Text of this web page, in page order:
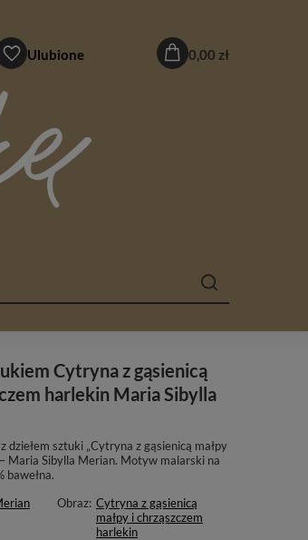
Ulubione 0,00 zł
Cytryna z gąsienicą
harlekin Maria Sibylla
dziełem sztuki „Cytryna z gąsienicą małpy
Maria Sibylla Merian. Motyw malarski na
bawełna.
Obraz: Cytryna z gąsienicą
małpy i chrząszczem
harlekin